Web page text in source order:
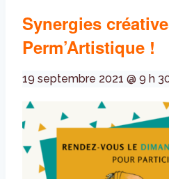
Synergies
Perm’Artistique !
19 septembre 2021 @ 9 h